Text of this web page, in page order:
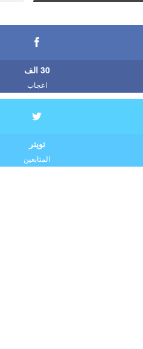
30 الف
اعجاب
تويتر
المتابعين